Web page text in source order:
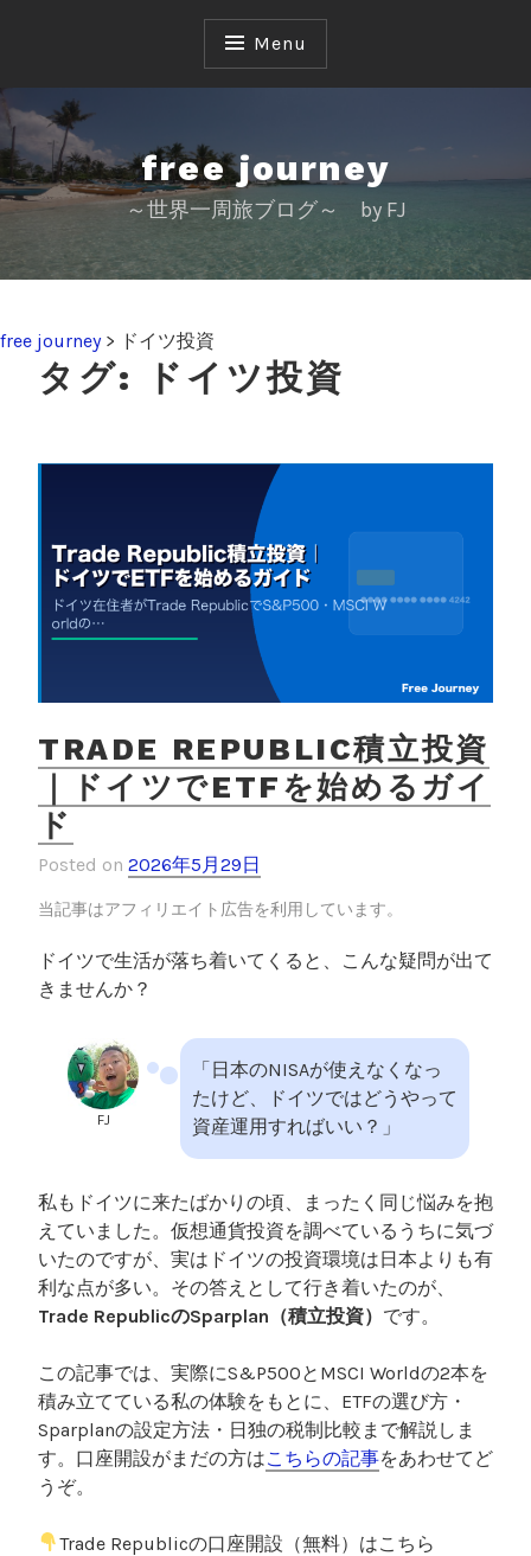
p
o
c
o
t
t
Menu
free journey
～世界一周旅ブログ～ by FJ
free journey> ドイツ投資
タグ: ドイツ投資
TRADE REPUBLIC積立投資
｜ドイツでETFを始めるガイ
ド
Posted on 2026年5月29日
当記事はアフィリエイト広告を利用しています。
ドイツで生活が落ち着いてくると、こんな疑問が出て
きませんか？
FJ
「日本のNISAが使えなくなっ
たけど、ドイツではどうやって
資産運用すればいい？」
私もドイツに来たばかりの頃、まったく同じ悩みを抱
えていました。仮想通貨投資を調べているうちに気づ
いたのですが、実はドイツの投資環境は日本よりも有
利な点が多い。その答えとして行き着いたのが、
Trade RepublicのSparplan（積立投資） です。
この記事では、実際にS&P500とMSCI Worldの2本を
積み立てている私の体験をもとに、ETFの選び方・
Sparplanの設定方法・日独の税制比較まで解説しま
す。口座開設がまだの方はこちらの記事をあわせてど
うぞ。
Trade Republicの口座開設（無料）はこちら